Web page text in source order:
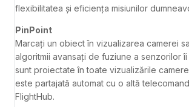
flexibilitatea și eficiența misiunilor
PinPoint
Marcați un obiect în vizualizarea camerei
algoritmii avansați de fuziune a senzorilor
sunt proiectate în toate vizualizările
este partajată automat cu o altă
FlightHub.